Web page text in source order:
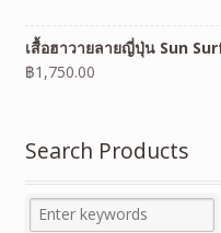
เสื้อฮาวายลายญี่ปุ่น Sun
฿1,750.00
Search Products